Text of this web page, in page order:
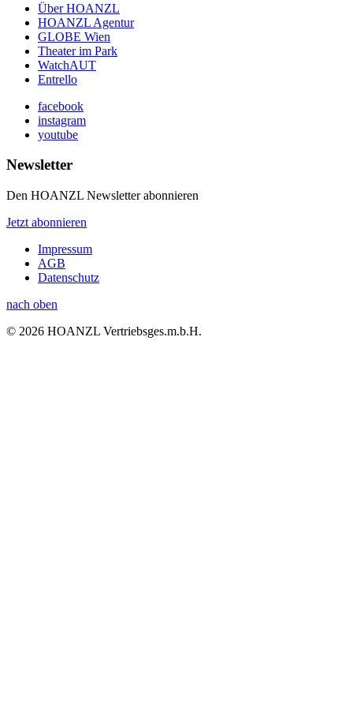
Über HOANZL
HOANZL Agentur
GLOBE Wien
Theater im Park
WatchAUT
Entrello
facebook
instagram
youtube
Newsletter
Den HOANZL Newsletter abonnieren
Jetzt abonnieren
Impressum
AGB
Datenschutz
nach oben
© 2026 HOANZL Vertriebsges.m.b.H.